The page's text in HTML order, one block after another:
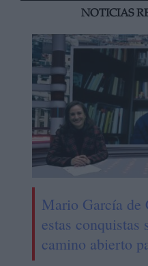
NOTICIAS
Mario García de
estas conquistas
camino abierto